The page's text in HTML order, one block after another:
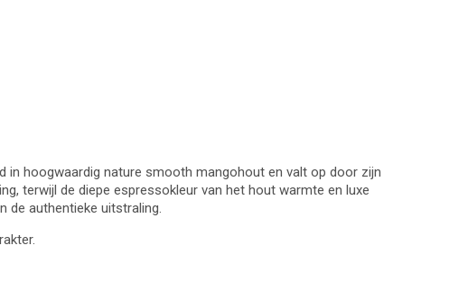
in hoogwaardig nature smooth mangohout en valt op door zijn
terwijl de diepe espressokleur van het hout warmte en luxe
de authentieke uitstraling.